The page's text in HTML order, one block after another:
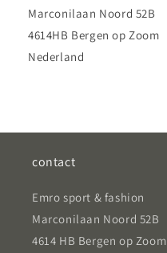
Marconilaan Noord 52B
4614HB Bergen op Zoom
Nederland
contact
Emro sport & fashion
Marconilaan Noord 52B
4614 HB Bergen op Zoom